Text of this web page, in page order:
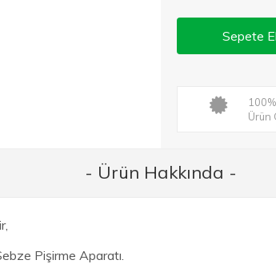
Sepete
Ürün
- Ürün Hakkında -
Pişirme Aparatı.